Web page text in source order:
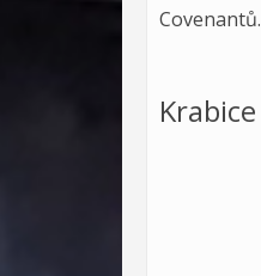
Covenantů.
Krabice